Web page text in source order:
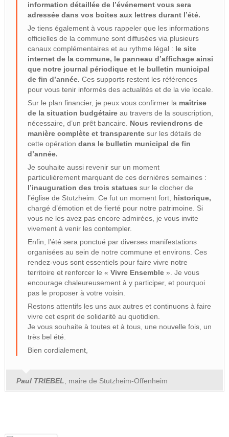
information détaillée de l’événement vous sera
adressée dans vos boites aux lettres durant l’été.
Je tiens également à vous rappeler que les informations
officielles de la commune sont diffusées via plusieurs
canaux complémentaires et au rythme légal : le site
internet de la commune, le panneau d’affichage ainsi
que notre journal périodique et le bulletin municipal
de fin d’année. Ces supports restent les références
pour vous tenir informés des actualités et de la vie locale.
Sur le plan financier, je peux vous confirmer la maîtrise
de la situation budgétaireau travers de la souscription,
nécessaire, d’un prêt bancaire. Nous reviendrons de
manière complète et transparentesur les détails de
cette opération dans le bulletin municipal de fin
d’année.
Je souhaite aussi revenir sur un moment
particulièrement marquant de ces dernières semaines :
l’inauguration des trois statues sur le clocher de
l’église de Stutzheim. Ce fut un moment fort, historique,
chargé d’émotion et de fierté pour notre patrimoine. Si
vous ne les avez pas encore admirées, je vous invite
vivement à venir les contempler.
Enfin, l’été sera ponctué par diverses manifestations
organisées au sein de notre commune et environs. Ces
rendez-vous sont essentiels pour faire vivre notre
territoire et renforcer le « Vivre Ensemble». Je vous
encourage chaleureusement à y participer, et pourquoi
pas le proposer à votre voisin.
Restons attentifs les uns aux autres et continuons à faire
vivre cet esprit de solidarité au quotidien.
Je vous souhaite à toutes et à tous, une nouvelle fois, un
très bel été.
Bien cordialement,
Paul TRIEBEL , maire de Stutzheim-Offenheim